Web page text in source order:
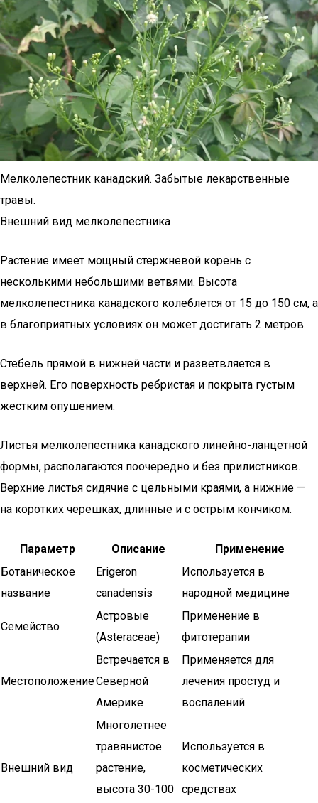
Мелколепестник канадский. Забытые лекарственные
травы.
Внешний вид мелколепестника
Растение имеет мощный стержневой корень с
несколькими небольшими ветвями. Высота
мелколепестника канадского колеблется от 15 до 150 см, а
в благоприятных условиях он может достигать 2 метров.
Стебель прямой в нижней части и разветвляется в
верхней. Его поверхность ребристая и покрыта густым
жестким опушением.
Листья мелколепестника канадского линейно-ланцетной
формы, располагаются поочередно и без прилистников.
Верхние листья сидячие с цельными краями, а нижние —
на коротких черешках, длинные и с острым кончиком.
Параметр Описание
Применение
Ботаническое
название
Erigeron
canadensis
Используется в
народной медицине
Семейство
Астровые
(Asteraceae)
Применение в
фитотерапии
Местоположение
Встречается в
Северной
Америке
Применяется для
лечения простуд и
воспалений
Внешний вид
Многолетнее
травянистое
растение,
высота 30-100
Используется в
косметических
средствах